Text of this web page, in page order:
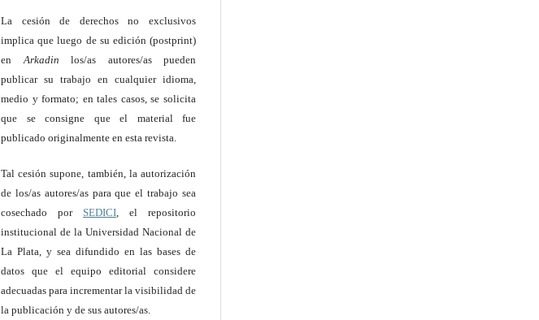
La cesión de derechos no exclusivos
implica que luego de su edición (postprint)
en
Arkadin
los/as autores/as pueden
publicar su trabajo en cualquier idioma,
medio y formato; en tales casos, se solicita
que se consigne que el material fue
publicado originalmente en esta revista.
Tal cesión supone, también, la autorización
de los/as autores/as para que el trabajo sea
cosechado por
SEDICI , el repositorio
institucional de la Universidad Nacional de
La Plata, y sea difundido en las bases de
datos que el equipo editorial considere
adecuadas para incrementar la visibilidad de
la publicación y de sus autores/as.